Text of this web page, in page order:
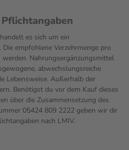
es sich um ein
empfohlene Verzehrmenge pro
Nahrungsergänzungsmittel
abwechslungsreiche
Lebensweise. Außerhalb der
Benötigst du vor dem Kauf dieses
über die Zusammensetzung des
05424 809 2222 geben wir dir
nach LMIV.